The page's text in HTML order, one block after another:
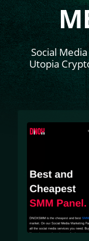
Social
Utopia